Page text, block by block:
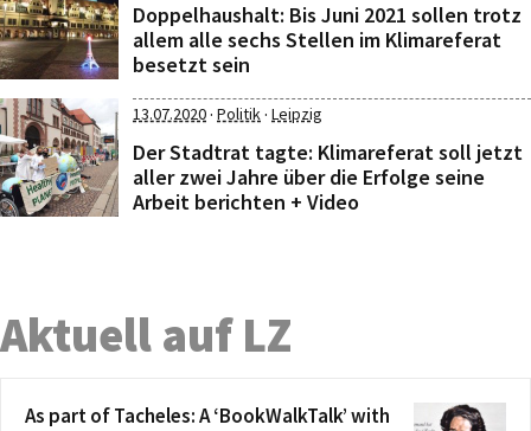
Doppelhaushalt: Bis Juni 2021 sollen trotz
allem alle sechs Stellen im Klimareferat
besetzt sein
13.07.2020· Politik· Leipzig
Der Stadtrat tagte: Klimareferat soll jetzt
aller zwei Jahre über die Erfolge seine
Arbeit berichten + Video
Aktuell auf LZ
As part of Tacheles: A ‘BookWalkTalk’ with